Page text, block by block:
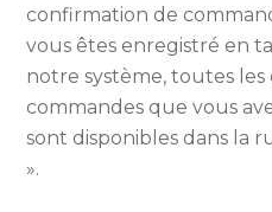
confirmation de
vous êtes enregistré en
notre système, toutes
commandes que vous
sont disponibles dans la
».